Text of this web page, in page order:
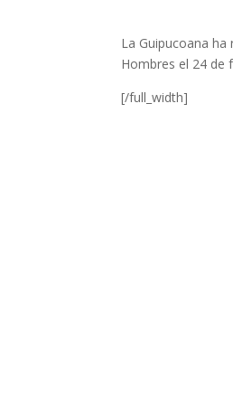
La Guipucoana
Hombres el 24 de
[/full_width]